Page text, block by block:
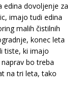
edina dovoljenje za
imajo tudi edina
malih čistilnih
konec leta
tiste, ki imajo
bo treba
na tri leta, tako